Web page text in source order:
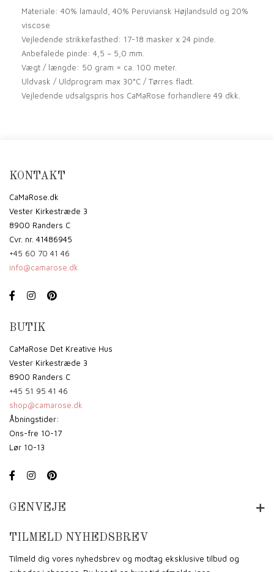
Materiale: 40% lamauld, 40% Peruviansk Højlandsuld og 20%
viscose
Vejledende strikkefasthed: 17-18 masker x 24 pinde.
Anbefalede pinde: 4,5 – 5,0 mm.
Vægt / længde: 50 gram = ca. 100 meter.
Uldvask / Uldprogram max 30°C / Tørres fladt.
Vejledende udsalgspris hos CaMaRose forhandlere 49 dkk.
KONTAKT
CaMaRose.dk
Vester Kirkestræde 3
8900 Randers C
Cvr. nr. 41486945
+45 60 70 41 46
info@camarose.dk
BUTIK
CaMaRose Det Kreative Hus
Vester Kirkestræde 3
8900 Randers C
+45 51 95 41 46
shop@camarose.dk
Åbningstider:
Ons-fre 10-17
Lør 10-13
GENVEJE
TILMELD NYHEDSBREV
Tilmeld dig vores nyhedsbrev og modtag eksklusive tilbud og